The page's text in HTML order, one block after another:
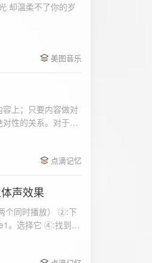
对象 */ function
却温柔不了你的岁
美图音乐
上；只要内容做对
性的关系。对于质
点滴记忆
声效果
个同时播放） ②:下
④:找到安